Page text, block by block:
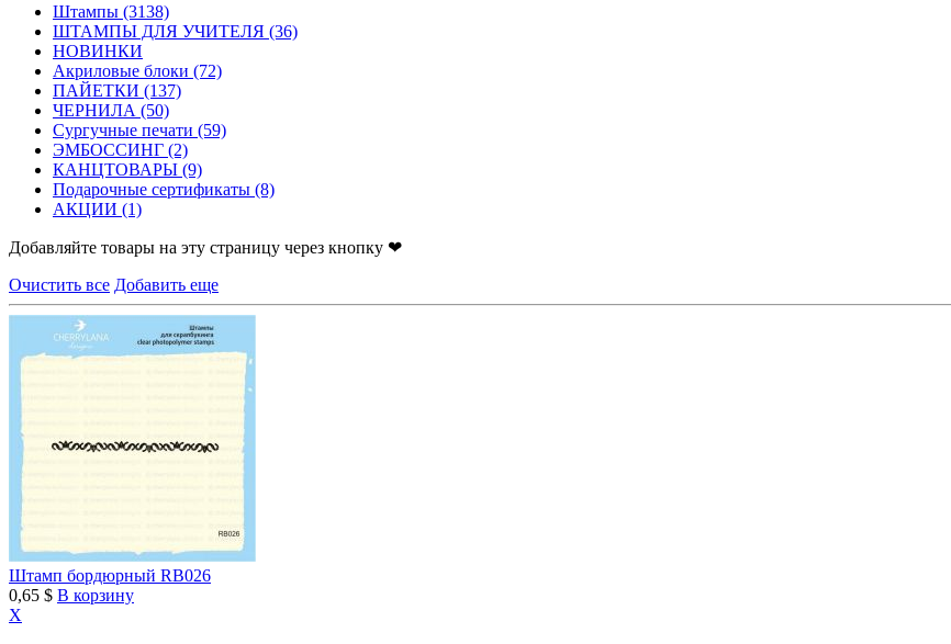
Штампы (3138)
ШТАМПЫ ДЛЯ УЧИТЕЛЯ (36)
НОВИНКИ
Акриловые блоки (72)
ПАЙЕТКИ (137)
ЧЕРНИЛА (50)
Сургучные печати (59)
ЭМБОССИНГ (2)
КАНЦТОВАРЫ (9)
Подарочные сертификаты (8)
АКЦИИ (1)
Добавляйте товары на эту страницу через кнопку ❤
Очистить все Добавить еще
Штамп бордюрный RB026
0,65 $ В корзину
X